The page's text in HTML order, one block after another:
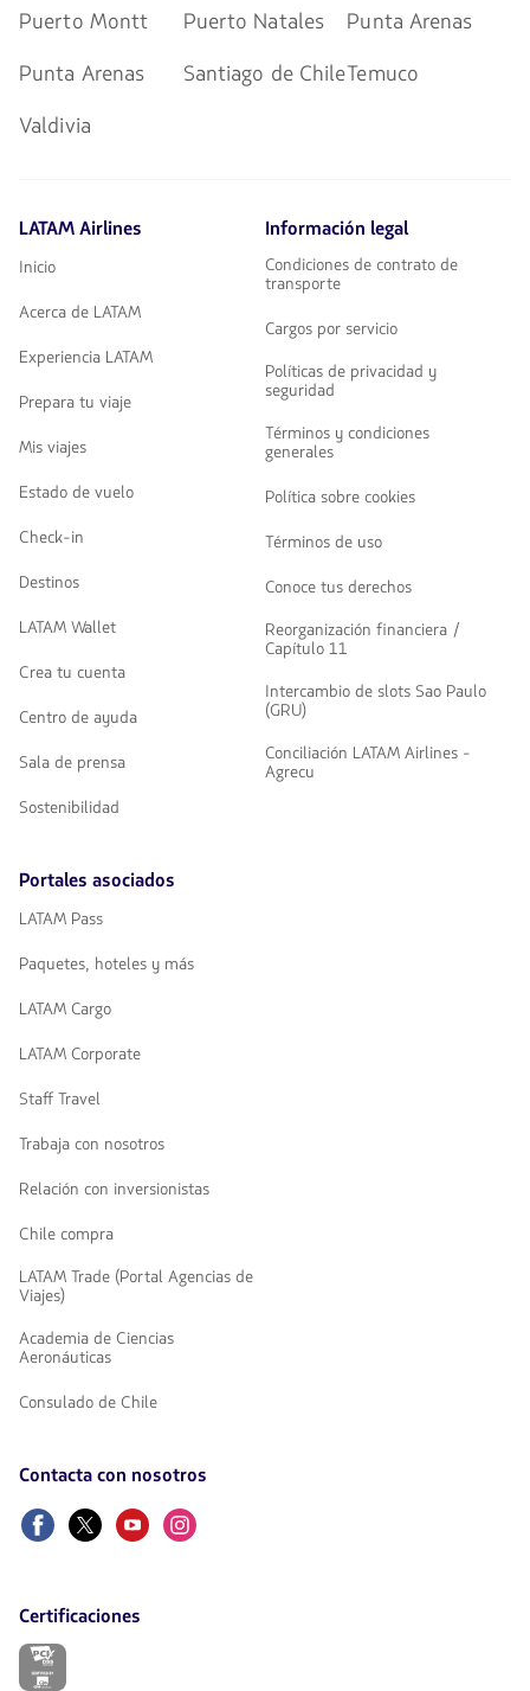
Puerto Montt
Puerto Natales
Punta Arenas
Punta Arenas
Santiago de ChileTemuco
Valdivia
LATAM Airlines
Inicio
Acerca de LATAM
Experiencia LATAM
Prepara tu viaje
Mis viajes
Estado de vuelo
Check-in
Destinos
LATAM Wallet
Crea tu cuenta
Centro de ayuda
Sala de prensa
Sostenibilidad
Información legal
Condiciones de contrato de
transporte
Cargos por servicio
Políticas de privacidad y
seguridad
Términos y condiciones
generales
Política sobre cookies
Términos de uso
Conoce tus derechos
Reorganización financiera /
Capítulo 11
Intercambio de slots Sao Paulo
(GRU)
Conciliación LATAM Airlines -
Agrecu
Portales asociados
LATAM Pass
Paquetes, hoteles y más
LATAM Cargo
LATAM Corporate
Staff Travel
Trabaja con nosotros
Relación con inversionistas
Chile compra
LATAM Trade (Portal Agencias de
Viajes)
Academia de Ciencias
Aeronáuticas
Consulado de Chile
Contacta con nosotros
FacebookTwitterYoutubeInstagram
Certificaciones
El